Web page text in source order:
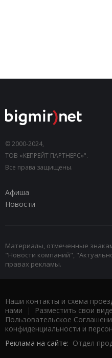
© 2000-2024,
ТОВ «КЕПРЕЙТ ПАРТНЕРС»".
Все права защищены.
Афиша
Новости
Материалы, отмеченные
"Новости компаний",
правах рекламы.
Наши контакты и схема
нами | Разместить свои
Пользовательское
конфиденциальности и
Реклама на сайте: Отдел